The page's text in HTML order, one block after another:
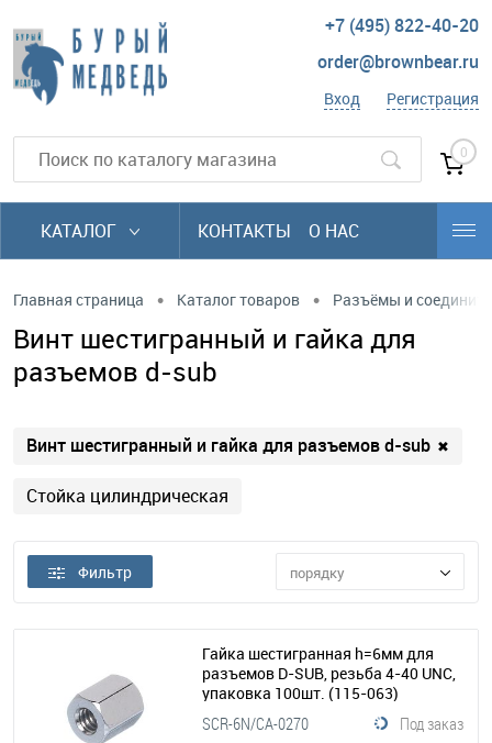
+7 (495) 822-40-20
order@brownbear.ru
Вход Регистрация
0
КАТАЛОГ КОНТАКТЫ О НАС
Главная страница • Каталог товаров • Разъёмы и
Винт шестигранный и гайка для
разъемов d-sub
Винт шестигранный и гайка для разъемов d-sub ✖
Стойка цилиндрическая
Фильтр порядку
Гайка шестигранная h=6мм для
разъемов D-SUB, резьба 4-40 UNC,
упаковка 100шт. (115-063)
Под заказ
SCR-6N/CA-0270